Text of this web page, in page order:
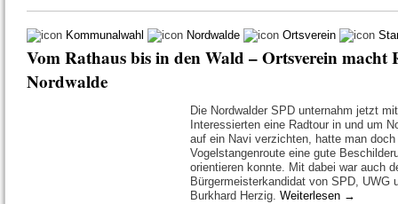
Kommunalwahl Nordwalde Ortsverein
Vom Rathaus bis in den Wald – Ortsverein
Nordwalde
Die Nordwalder SPD unternahm jetzt
Interessierten eine Radtour in und um
auf ein Navi verzichten, hatte man
Vogelstangenroute eine gute
orientieren konnte. Mit dabei war auch
Bürgermeisterkandidat von SPD, UWG
Burkhard Herzig. Weiterlesen →